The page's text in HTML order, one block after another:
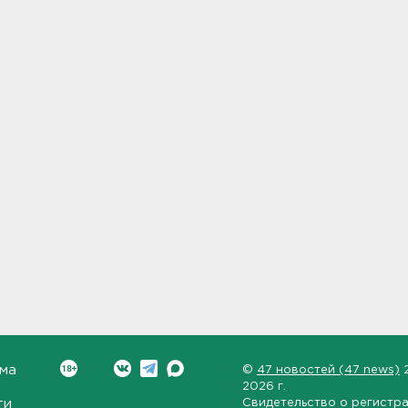
© 47 новостей (47 news)
2026 г.
Свидетельство о